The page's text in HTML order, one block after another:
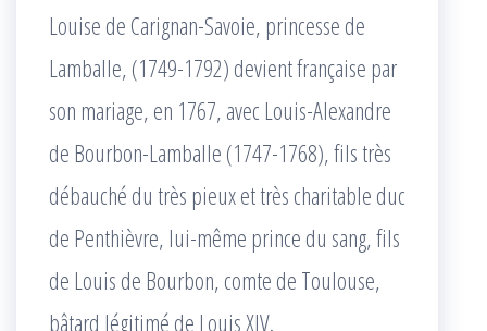
Louise de Carignan-Savoie, princesse de
Lamballe, (1749-1792) devient française par
son mariage, en 1767, avec Louis-Alexandre
de Bourbon-Lamballe (1747-1768), fils très
débauché du très pieux et très charitable duc
de Penthièvre, lui-même prince du sang, fils
de Louis de Bourbon, comte de Toulouse,
bâtard légitimé de Louis XIV.